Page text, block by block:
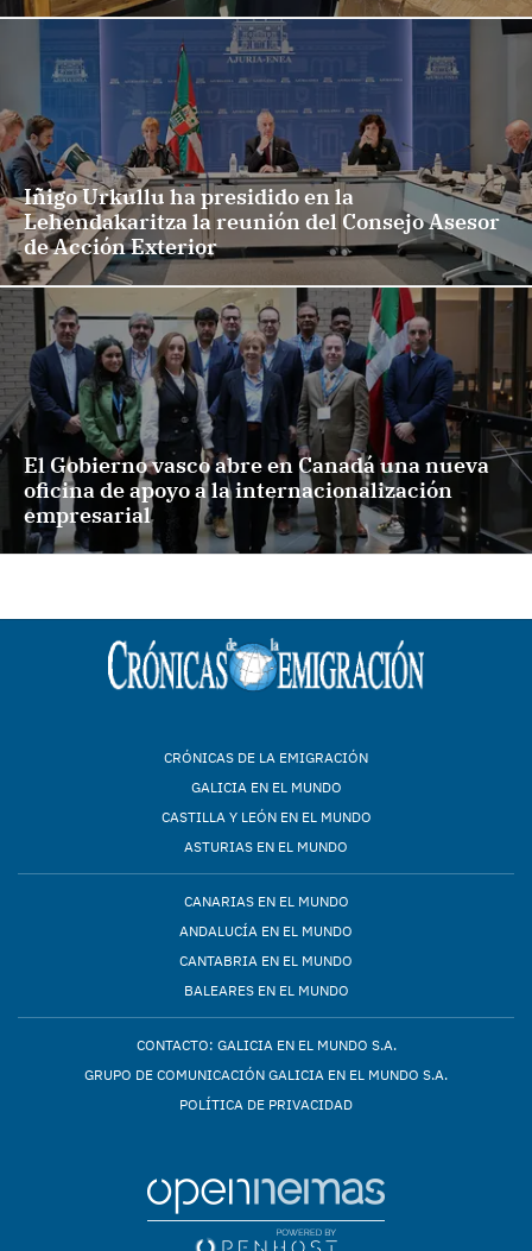
Iñigo Urkullu ha presidido en la
Lehendakaritza la reunión del Consejo Asesor
de Acción Exterior
El Gobierno vasco abre en Canadá una nueva
oficina de apoyo a la internacionalización
empresarial
CRÓNICAS DE LA EMIGRACIÓN
GALICIA EN EL MUNDO
CASTILLA Y LEÓN EN EL MUNDO
ASTURIAS EN EL MUNDO
CANARIAS EN EL MUNDO
ANDALUCÍA EN EL MUNDO
CANTABRIA EN EL MUNDO
BALEARES EN EL MUNDO
CONTACTO: GALICIA EN EL MUNDO S.A.
GRUPO DE COMUNICACIÓN GALICIA EN EL MUNDO S.A.
POLÍTICA DE PRIVACIDAD